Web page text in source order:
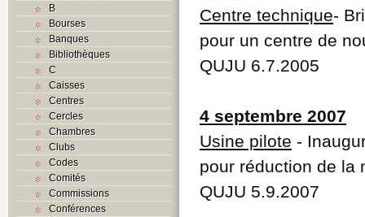
B
Bourses
Banques
Bibliothèques
C
Caisses
Centres
Cercles
Chambres
Clubs
Codes
Comités
Commissions
Conférences
Centre technique-
pour un centre de
QUJU 6.7.2005
4 septembre 2007
Usine pilote -
pour réduction de la
QUJU 5.9.2007